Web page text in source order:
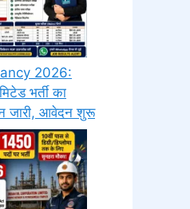
2026:
भर्ती का
जारी, आवेदन शुरू